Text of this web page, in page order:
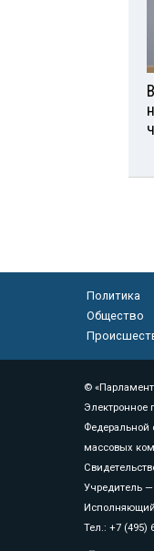
Политика
Общество
©
Электронное
Федеральной
массовых
Учредитель
Исполняющий
Тел.: +7 (495)